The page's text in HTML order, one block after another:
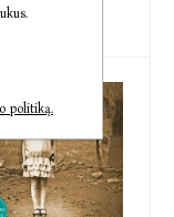
politiką.